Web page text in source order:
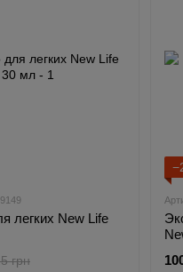
легких New Life
грн